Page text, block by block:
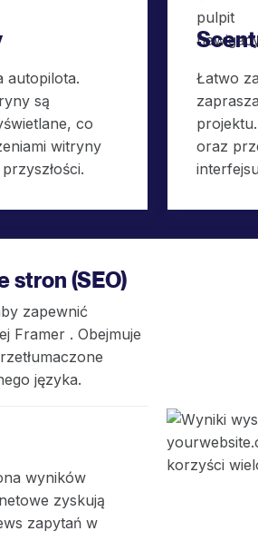
autopilota.
są
co
witryny
Łatwo
oraz
stron (SEO)
zapewnić
Framer . Obejmuje
języka.
wyników
zyskują
zapytań w